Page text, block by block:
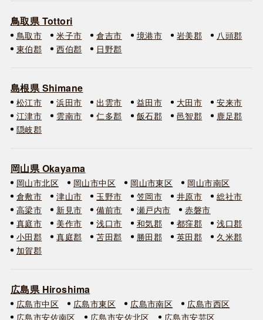
鳥取県 Tottori
鳥取市 米子市 倉吉市 境港市 岩美郡
八頭郡
東伯郡
西伯郡 日野郡
島根県 Shimane
松江市 浜田市 出雲市 益田市 大田市
安来市
江津市
雲南市 仁多郡 飯石郡 邑智郡
鹿足郡
隠岐郡
岡山県 Okayama
岡山市北区 岡山市中区 岡山市東区
岡山市南区
倉敷市
津山市 玉野市 笠岡市 井原市
総社市
高梁市
新見市 備前市 瀬戸内市
赤磐市
真庭市
美作市 浅口市 和気郡 都窪郡
浅口郡
小田郡
真庭郡 苫田郡 勝田郡 英田郡
久米郡
加賀郡
広島県 Hiroshima
広島市中区 広島市東区 広島市南区
広島市西区
広島市安佐南区
広島市安佐北区 広島市安芸区